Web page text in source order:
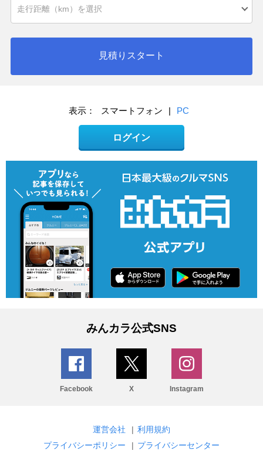
見積りスタート
表示： スマートフォン | PC
ログイン
みんカラ公式SNS
Facebook X Instagram
運営会社 | 利用規約
プライバシーポリシー
| プライバシーセンター